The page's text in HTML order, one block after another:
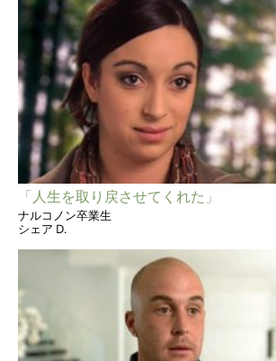
「人生を取り戻させてくれた」
ナルコノン卒業生
シェア D.